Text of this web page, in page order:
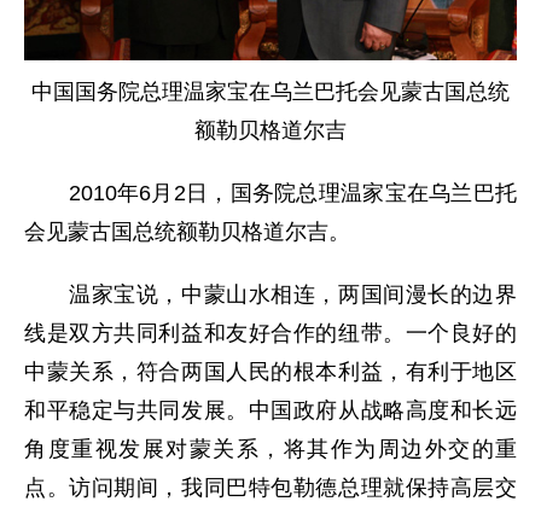
中国国务院总理温家宝在乌兰巴托会见蒙古国总统
额勒贝格道尔吉
2010年6月2日，国务院总理温家宝在乌兰巴托
会见蒙古国总统额勒贝格道尔吉。
温家宝说，中蒙山水相连，两国间漫长的边界
线是双方共同利益和友好合作的纽带。一个良好的
中蒙关系，符合两国人民的根本利益，有利于地区
和平稳定与共同发展。中国政府从战略高度和长远
角度重视发展对蒙关系，将其作为周边外交的重
点。访问期间，我同巴特包勒德总理就保持高层交